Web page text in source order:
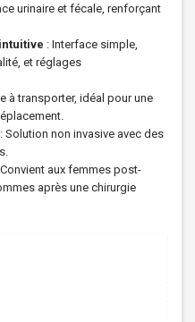
urinaire et fécale, renforçant
: Interface simple,
et réglages
à transporter, idéal pour une
: Solution non invasive avec des
aux femmes post-
après une chirurgie